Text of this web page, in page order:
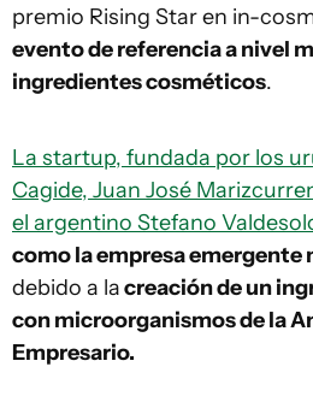
premio Rising Star en in-
evento de referencia a nivel
ingredientes cosméticos.
La startup, fundada por los
Cagide, Juan José
el argentino Stefano
como la empresa emergente
debido a lacreación de un
con microorganismos de la
Empresario.